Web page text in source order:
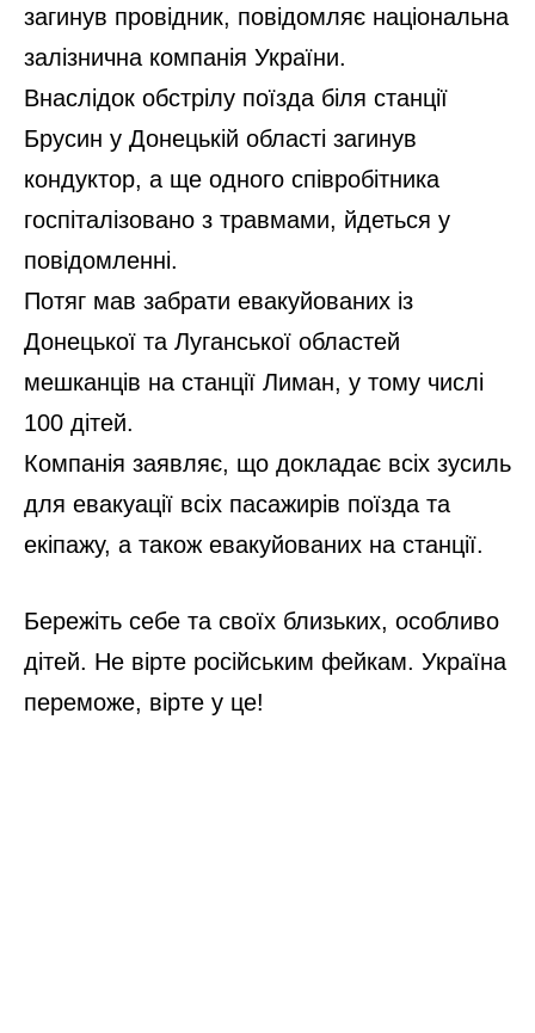
загинув провідник, повідомляє національна
залізнична компанія України.
Внаслідок обстрілу поїзда біля станції
Брусин у Донецькій області загинув
кондуктор, а ще одного співробітника
госпіталізовано з травмами, йдеться у
повідомленні.
Потяг мав забрати евакуйованих із
Донецької та Луганської областей
мешканців на станції Лиман, у тому числі
100 дітей.
Компанія заявляє, що докладає всіх зусиль
для евакуації всіх пасажирів поїзда та
екіпажу, а також евакуйованих на станції.
Бережіть себе та своїх близьких, особливо
дітей. Не вірте російським фейкам. Україна
переможе, вірте у це!